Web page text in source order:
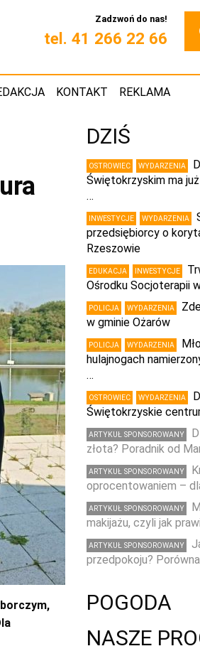
Zadzwoń do nas!
tel. 41 266 22 66
KONTAKT REKLAMA
DZIŚ
OSTROWIEC WYDARZENIA
Świętokrzyskim ma
…
INWESTYCJE WYDARZENIA
przedsiębiorcy o
Rzeszowie
EDUKACJA INWESTYCJE
Ośrodku Socjoterapii
POLICJA WYDARZENIA
w gminie Ożarów
POLICJA WYDARZENIA
hulajnogach
…
OSTROWIEC WYDARZENIA
Świętokrzyskie
ARTYKUŁ SPONSOROWANY
złota? Poradnik od
ARTYKUŁ SPONSOROWANY
oprocentowaniem –
ARTYKUŁ SPONSOROWANY
makijażu, czyli jak
ARTYKUŁ SPONSOROWANY
przedpokoju?
POGODA
NASZE